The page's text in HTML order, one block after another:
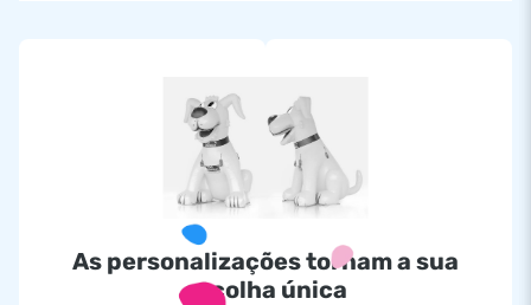
As personalizações tornam a sua
escolha única